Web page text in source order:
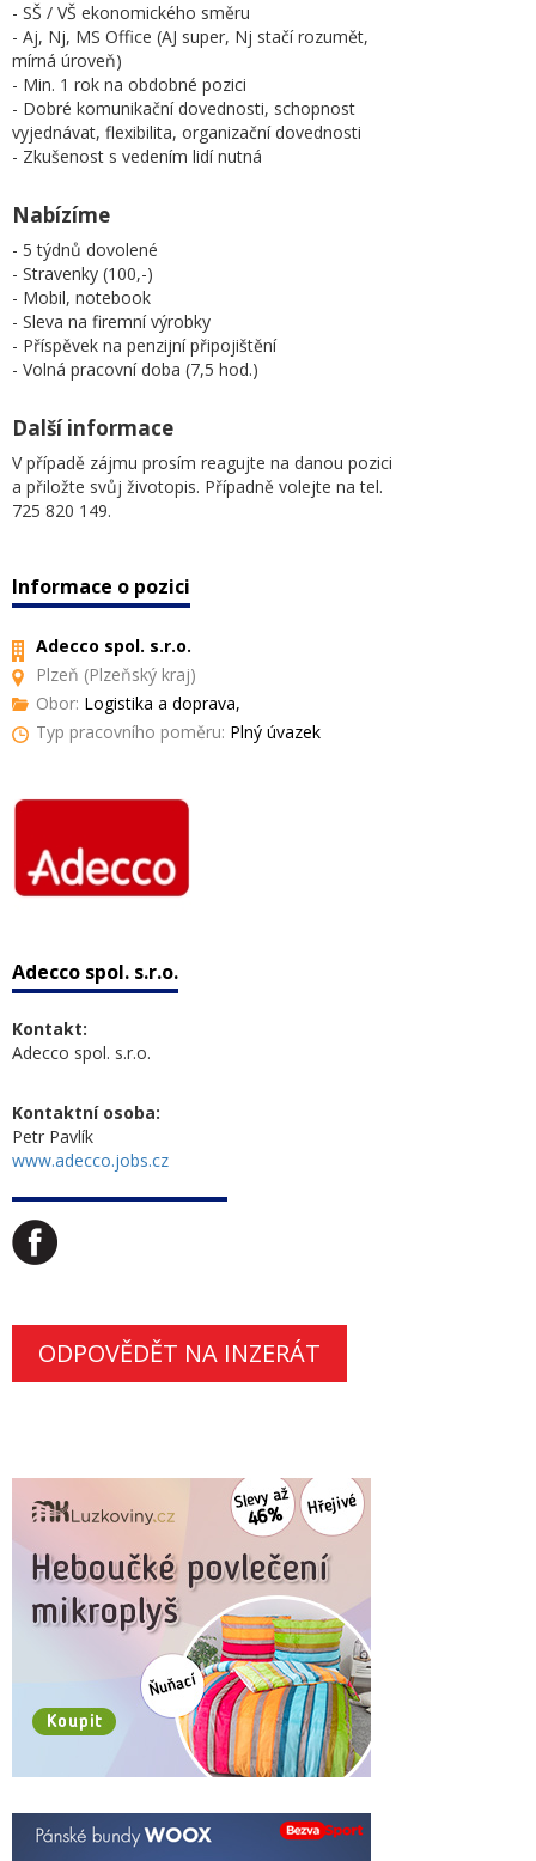
- SŠ / VŠ ekonomického směru
- Aj, Nj, MS Office (AJ super, Nj stačí rozumět,
mírná úroveň)
- Min. 1 rok na obdobné pozici
- Dobré komunikační dovednosti, schopnost
vyjednávat, flexibilita, organizační dovednosti
- Zkušenost s vedením lidí nutná
Nabízíme
- 5 týdnů dovolené
- Stravenky (100,-)
- Mobil, notebook
- Sleva na firemní výrobky
- Příspěvek na penzijní připojištění
- Volná pracovní doba (7,5 hod.)
Další informace
V případě zájmu prosím reagujte na danou pozici
a přiložte svůj životopis. Případně volejte na tel.
725 820 149.
Informace o pozici
Adecco spol. s.r.o.
Plzeň (Plzeňský kraj)
Obor: Logistika a doprava,
Typ pracovního poměru: Plný úvazek
Adecco spol. s.r.o.
Kontakt:
Adecco spol. s.r.o.
Kontaktní osoba:
Petr Pavlík
www.adecco.jobs.cz
ODPOVĚDĚT NA INZERÁT